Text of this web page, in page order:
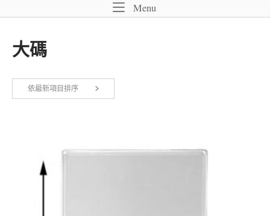
MenuMenu
大碼
依最新項目排序